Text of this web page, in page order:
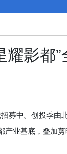
耀影都
中。创投季由
产业基底，叠加